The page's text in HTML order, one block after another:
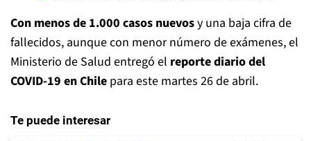
Con menos de 1.000 casos nuevosy una baja cifra de
fallecidos, aunque con menor número de exámenes, el
Ministerio de Salud entregó el reporte diario del
COVID-19 en Chile para este martes 26 de abril.
Te puede interesar